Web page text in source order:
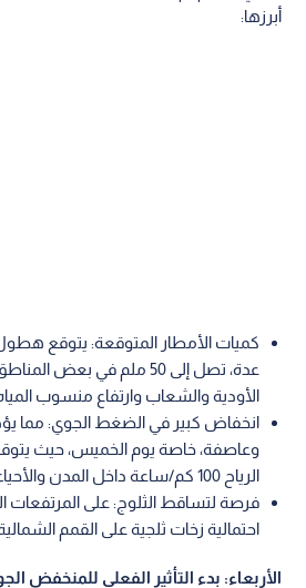
أبرزها:
كميات الأمطار المتوقعة: يتوقع
عدة، تصل إلى 50 ملم في بعض
الأودية والشعاب وارتفاع منسوب
انخفاض كبير في الضغط الجوي: مما
وعاصفة، خاصة يوم الخميس، حيث
الرياح 100 كم/ساعة داخل المدن والأحياء.
فرصة لتساقط الثلوج: على المرتفعات
احتمالية زخات ثلجية على القمم
الأربعاء: بدء التأثير الفعلي للمنخفض